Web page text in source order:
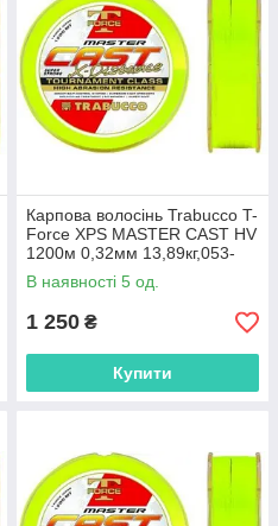
Карпова волосінь Trabucco T-
Force XPS MASTER CAST HV
1200м 0,32мм 13,89кг,053-
49-932
В наявності 5 од.
1 250 ₴
Купити